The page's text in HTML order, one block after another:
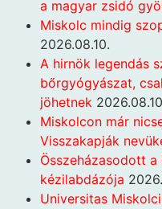
a magyar zsidó
Miskolc mindig
2026.08.10.
A hirnök legendás
bőrgyógyászat,
jöhetnek
Miskolcon már
Visszakapják
Összeházasodott
kézilabdázója
Universitas